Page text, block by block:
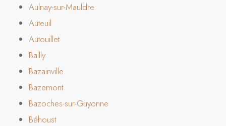
Aulnay-sur-Mauldre
Auteuil
Autouillet
Bailly
Bazainville
Bazemont
Bazoches-sur-Guyonne
Béhoust